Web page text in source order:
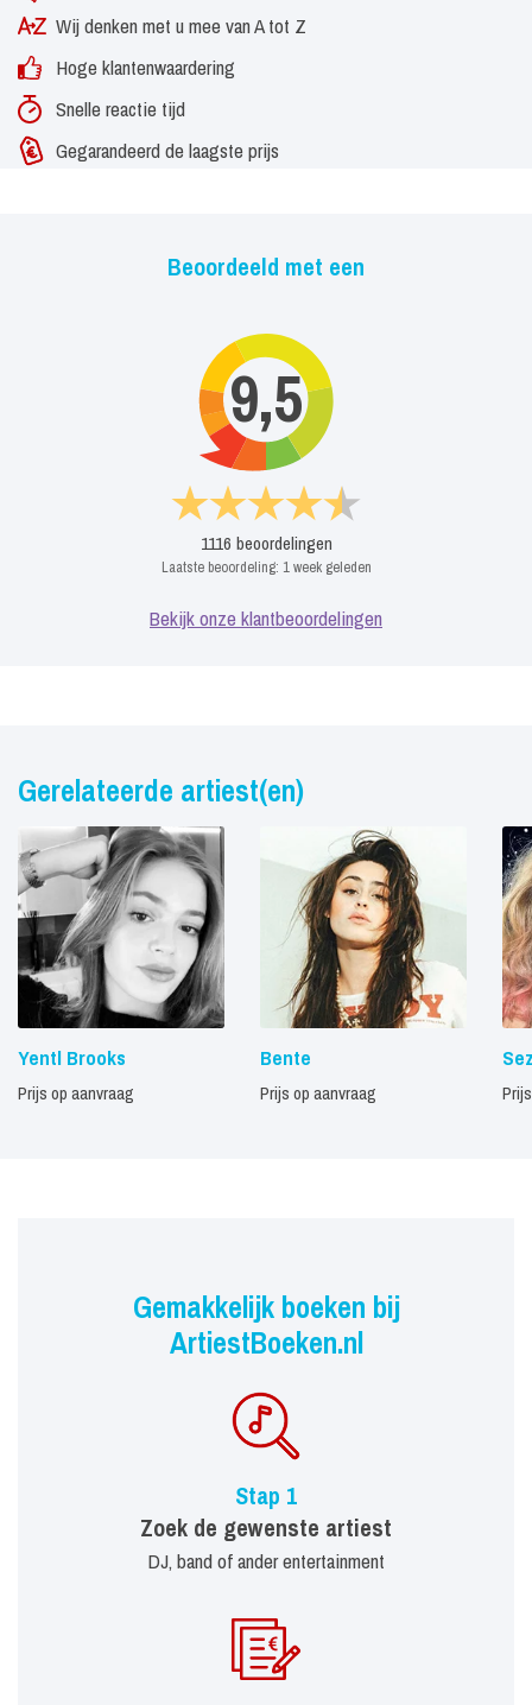
Wij denken met u mee van A tot Z
Hoge klantenwaardering
Snelle reactie tijd
Gegarandeerd de laagste prijs
Beoordeeld met een
9,5
1116 beoordelingen
Laatste beoordeling: 1 week geleden
Bekijk onze klantbeoordelingen
Gerelateerde artiest(en)
Yentl Brooks
Prijs op aanvraag
Bente
Prijs op aanvraag
Gemakkelijk boeken bij
ArtiestBoeken.nl
Stap 1
Zoek de gewenste artiest
DJ, band of ander entertainment